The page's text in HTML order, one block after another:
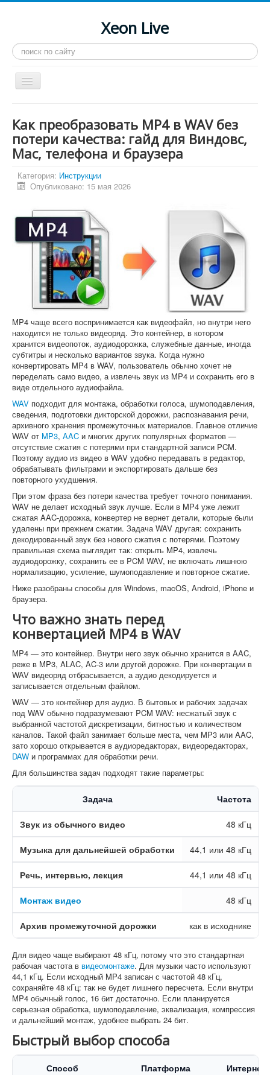
Xeon Live
Искать...
Toggle
Navigation
LGA 2011-3
LGA 2011
Процессоры
Инструкции
Рейтинги
Конференция
Системные программы
Софт
Как преобразовать MP4 в WAV без
потери качества: гайд для Виндовс,
Mac, телефона и браузера
Категория: Инструкции
Опубликовано: 15 мая 2026
MP4 чаще всего воспринимается как видеофайл, но внутри него
находится не только видеоряд. Это контейнер, в котором
хранится видеопоток, аудиодорожка, служебные данные, иногда
субтитры и несколько вариантов звука. Когда нужно
конвертировать MP4 в WAV, пользователь обычно хочет не
переделать само видео, а извлечь звук из MP4 и сохранить его в
виде отдельного аудиофайла.
WAV подходит для монтажа, обработки голоса, шумоподавления,
сведения, подготовки дикторской дорожки, распознавания речи,
архивного хранения промежуточных материалов. Главное отличие
WAV от MP3, AAC и многих других популярных форматов —
отсутствие сжатия с потерями при стандартной записи PCM.
Поэтому аудио из видео в WAV удобно передавать в редактор,
обрабатывать фильтрами и экспортировать дальше без
повторного ухудшения.
При этом фраза без потери качества требует точного понимания.
WAV не делает исходный звук лучше. Если в MP4 уже лежит
сжатая AAC-дорожка, конвертер не вернет детали, которые были
удалены при прежнем сжатии. Задача WAV другая: сохранить
декодированный звук без нового сжатия с потерями. Поэтому
правильная схема выглядит так: открыть MP4, извлечь
аудиодорожку, сохранить ее в PCM WAV, не включать лишнюю
нормализацию, усиление, шумоподавление и повторное сжатие.
Ниже разобраны способы для Windows, macOS, Android, iPhone и
браузера.
Что важно знать перед
конвертацией MP4 в WAV
MP4 — это контейнер. Внутри него звук обычно хранится в AAC,
реже в MP3, ALAC, AC-3 или другой дорожке. При конвертации в
WAV видеоряд отбрасывается, а аудио декодируется и
записывается отдельным файлом.
WAV — это контейнер для аудио. В бытовых и рабочих задачах
под WAV обычно подразумевают PCM WAV: несжатый звук с
выбранной частотой дискретизации, битностью и количеством
каналов. Такой файл занимает больше места, чем MP3 или AAC,
зато хорошо открывается в аудиоредакторах, видеоредакторах,
DAW и программах для обработки речи.
Для большинства задач подходят такие параметры:
Задача Частота
Звук из обычного видео 48 кГц
Музыка для дальнейшей обработки 44,1 или 48 кГц
Речь, интервью, лекция 44,1 или 48 кГц
Монтаж видео 48 кГц
Архив промежуточной дорожки как в исходнике
Для видео чаще выбирают 48 кГц, потому что это стандартная
рабочая частота в видеомонтаже. Для музыки часто используют
44,1 кГц. Если исходный MP4 записан с частотой 48 кГц,
сохраняйте 48 кГц: так не будет лишнего пересчета. Если внутри
MP4 обычный голос, 16 бит достаточно. Если планируется
серьезная обработка, шумоподавление, эквализация, компрессия
и дальнейший монтаж, удобнее выбрать 24 бит.
Быстрый выбор способа
Способ Платформа Интернет